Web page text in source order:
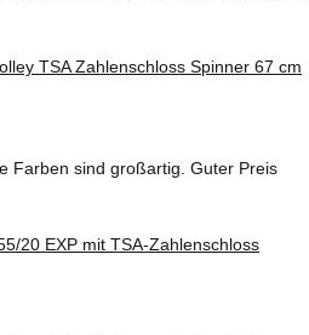
Farben sind großartig. Guter Preis